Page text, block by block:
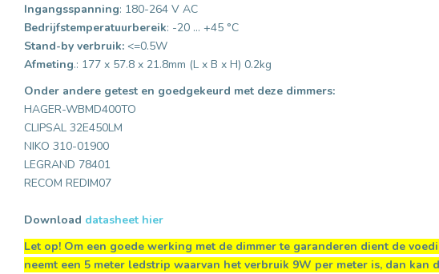
Ingangsspanning: 180-264 V AC
Bedrijfstemperatuurbereik: -20 ... +45 °C
Stand-by verbruik: <=0.5W
Afmeting.: 177 x 57.8 x 21.8mm (L x B x H) 0.2kg
Onder andere getest en goedgekeurd met deze dimmers:
HAGER-WBMD400TO
CLIPSAL 32E450LM
NIKO 310-01900
LEGRAND 78401
RECOM REDIM07
Download datasheet hier
Let op! Om een goede werking met de dimmer te garanderen dient de
neemt een 5 meter ledstrip waarvan het verbruik 9W per meter is, dan kan